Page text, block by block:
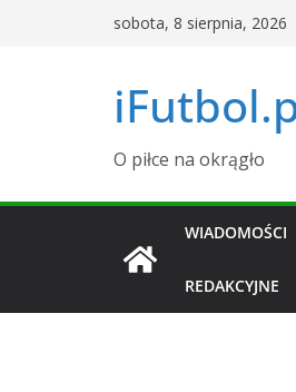
sobota, 8 sierpnia, 2026
O piłce na okrągło
WIADOMOŚCI
REDAKCYJNE